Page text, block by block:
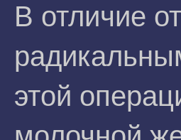
В отличие
этой